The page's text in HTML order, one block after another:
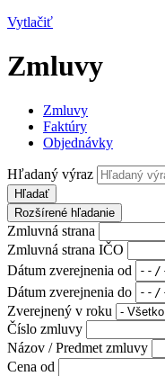
Vytlačiť
Zmluvy
Zmluvy
Faktúry
Objednávky
Hľadaný výraz
Hľadať
Rozšírené hľadanie
Zmluvná strana
Zmluvná strana IČO
Dátum zverejnenia od
Dátum zverejnenia do
Zverejnený v roku
Číslo zmluvy
Názov / Predmet zmluvy
Cena od